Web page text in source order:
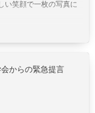
い笑顔で一枚の写真に
会からの緊急提言